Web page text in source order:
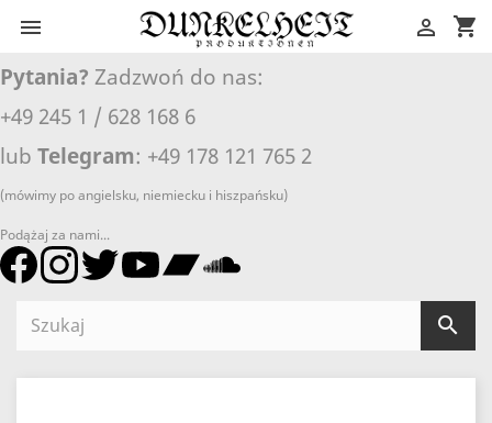
 shopping_cart

Pytania? Zadzwoń do nas:
+49 245 1 / 628 168 6
lub Telegram: +49 178 121 765 2
(mówimy po angielsku, niemiecku i hiszpańsku)
Podążaj za nami...
